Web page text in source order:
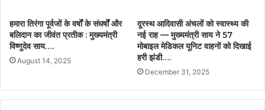
हमारा तिरंगा पूर्वजों के वर्षों के संघर्षों और
बलिदान का जीवंत प्रतीक : मुख्यमंत्री
विष्णुदेव साय….
August 14, 2025
दूरस्थ आदिवासी अंचलों को स्वास्थ्य की
नई राह — मुख्यमंत्री साय ने 57
मोबाइल मेडिकल यूनिट वाहनों को दिखाई
हरी झंडी….
December 31, 2025